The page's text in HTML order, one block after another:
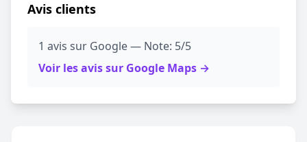
Avis clients
1 avis sur Google — Note: 5/5
Voir les avis sur Google Maps →